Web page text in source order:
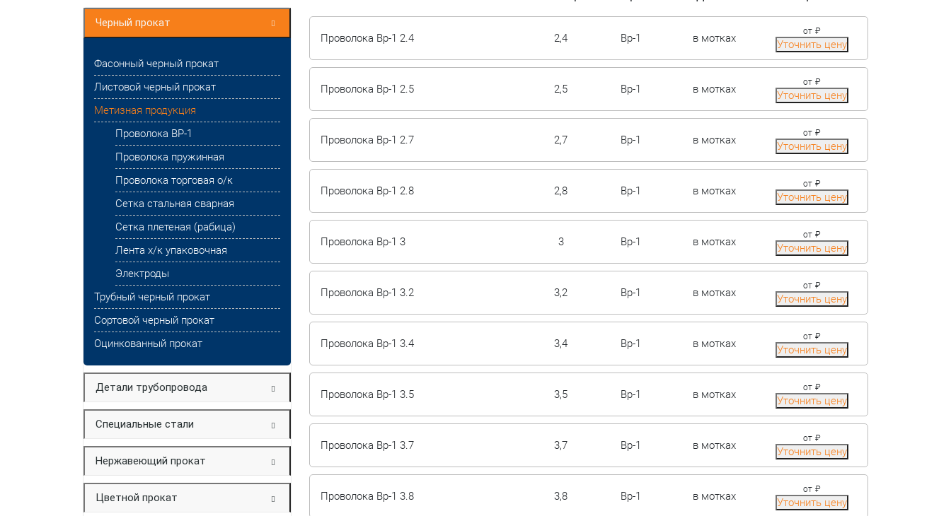
горячекатаная
Электроды
Затворы
RAL
Просечно-вытяжной
лист (ПВЛ)
Профнастил
окрашенный RAL
Рулон оцинкованный
Труба жаропрочная
Черный прокат
Фасонный черный прокат
Листовой черный прокат
Метизная продукция
Проволока ВР-1
Проволока пружинная
Проволока торговая о/к
Сетка стальная сварная
Сетка плетеная (рабица)
Лента х/к упаковочная
Электроды
Трубный черный прокат
Сортовой черный прокат
Оцинкованный прокат
Детали трубопровода
Специальные стали
Нержавеющий прокат
Цветной прокат
Проволока Вр-1 2.4 2,4 Вр-1 в мотках
от ₽
Уточнить цену
Проволока Вр-1 2.5 2,5 Вр-1 в мотках
от ₽
Уточнить цену
Проволока Вр-1 2.7 2,7 Вр-1 в мотках
от ₽
Уточнить цену
Проволока Вр-1 2.8 2,8 Вр-1 в мотках
от ₽
Уточнить цену
Проволока Вр-1 3 3 Вр-1 в мотках
от ₽
Уточнить цену
Проволока Вр-1 3.2 3,2 Вр-1 в мотках
от ₽
Уточнить цену
Проволока Вр-1 3.4 3,4 Вр-1 в мотках
от ₽
Уточнить цену
Проволока Вр-1 3.5 3,5 Вр-1 в мотках
от ₽
Уточнить цену
Проволока Вр-1 3.7 3,7 Вр-1 в мотках
от ₽
Уточнить цену
Проволока Вр-1 3.8 3,8 Вр-1 в мотках
от ₽
Уточнить цену